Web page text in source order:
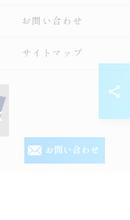
お問い合わせ
お問い合わせ
サイトマップ
RIGHTS RESERVED.